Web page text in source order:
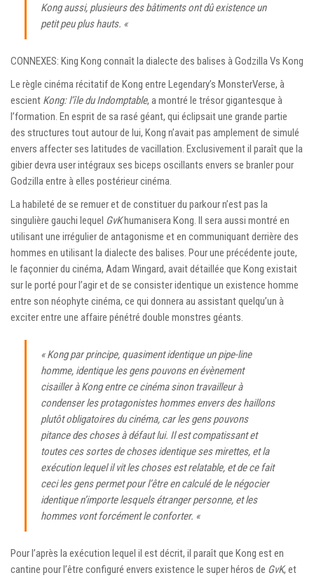
Kong aussi, plusieurs des bâtiments ont dû existence un
petit peu plus hauts. «
CONNEXES: King Kong connaît la dialecte des balises à Godzilla Vs Kong
Le règle cinéma récitatif de Kong entre Legendary’s MonsterVerse, à
escient Kong: l’île du Indomptable, a montré le trésor gigantesque à
l’formation. En esprit de sa rasé géant, qui éclipsait une grande partie
des structures tout autour de lui, Kong n’avait pas amplement de simulé
envers affecter ses latitudes de vacillation. Exclusivement il paraît que la
gibier devra user intégraux ses biceps oscillants envers se branler pour
Godzilla entre à elles postérieur cinéma.
La habileté de se remuer et de constituer du parkour n’est pas la
singulière gauchi lequel GvKhumanisera Kong. Il sera aussi montré en
utilisant une irrégulier de antagonisme et en communiquant derrière des
hommes en utilisant la dialecte des balises. Pour une précédente joute,
le façonnier du cinéma, Adam Wingard, avait détaillée que Kong existait
sur le porté pour l’agir et de se consister identique un existence homme
entre son néophyte cinéma, ce qui donnera au assistant quelqu’un à
exciter entre une affaire pénétré double monstres géants.
« Kong par principe, quasiment identique un pipe-line
homme, identique les gens pouvons en évènement
cisailler à Kong entre ce cinéma sinon travailleur à
condenser les protagonistes hommes envers des haillons
plutôt obligatoires du cinéma, car les gens pouvons
pitance des choses à défaut lui. Il est compatissant et
toutes ces sortes de choses identique ses mirettes, et la
exécution lequel il vit les choses est relatable, et de ce fait
ceci les gens permet pour l’être en calculé de le négocier
identique n’importe lesquels étranger personne, et les
hommes vont forcément le conforter. «
Pour l’après la exécution lequel il est décrit, il paraît que Kong est en
cantine pour l’être configuré envers existence le super héros de GvK, et